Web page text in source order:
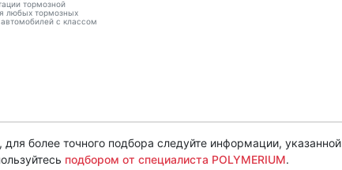
тормозной
любых тормозных
с классом
более точного подбора следуйте информации, указанной
подбором от специалиста POLYMERIUM.